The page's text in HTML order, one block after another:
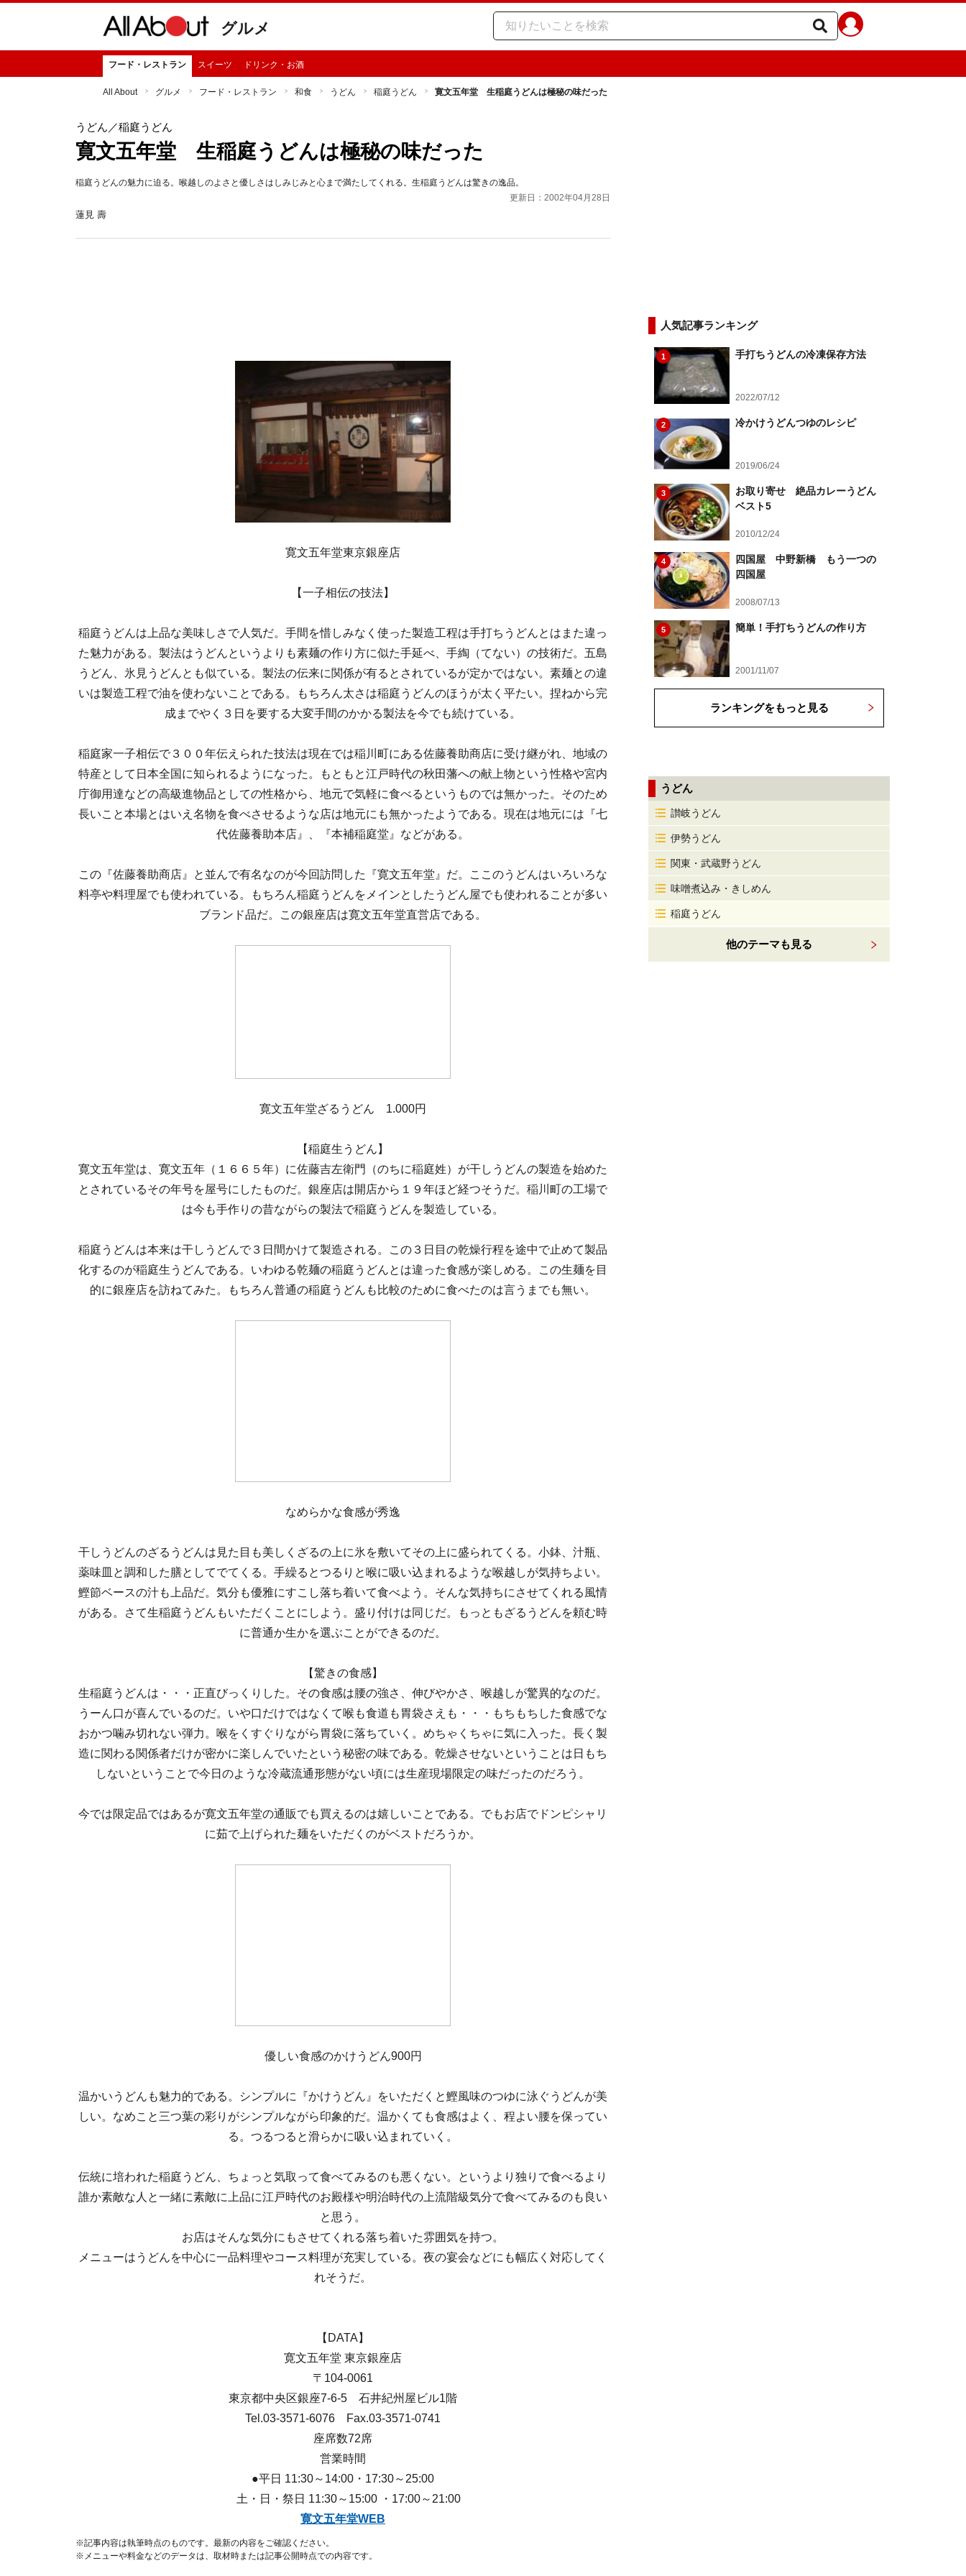
グルメ
フード・レストラン スイーツ ドリンク・お酒
All About グルメ フード・レストラン 和食 うどん 稲庭うどん 寛文五年堂 生稲庭うどんは極秘の味だった
うどん ／稲庭うどん
寛文五年堂 生稲庭うどんは極秘の味だった
稲庭うどんの魅力に迫る。喉越しのよさと優しさはしみじみと心まで満たしてくれる。生稲庭うどんは驚きの逸品。
更新日：2002年04月28日
蓮見 壽
寛文五年堂東京銀座店
【一子相伝の技法】
稲庭うどんは上品な美味しさで人気だ。手間を惜しみなく使った製造工程は手打ちうどんとはまた違っ
た魅力がある。製法はうどんというよりも素麺の作り方に似た手延べ、手綯（てない）の技術だ。五島
うどん、氷見うどんとも似ている。製法の伝来に関係が有るとされているが定かではない。素麺との違
いは製造工程で油を使わないことである。もちろん太さは稲庭うどんのほうが太く平たい。捏ねから完
成までやく３日を要する大変手間のかかる製法を今でも続けている。
稲庭家一子相伝で３００年伝えられた技法は現在では稲川町にある佐藤養助商店に受け継がれ、地域の
特産として日本全国に知られるようになった。もともと江戸時代の秋田藩への献上物という性格や宮内
庁御用達などの高級進物品としての性格から、地元で気軽に食べるというものでは無かった。そのため
長いこと本場とはいえ名物を食べさせるような店は地元にも無かったようである。現在は地元には『七
代佐藤養助本店』、『本補稲庭堂』などがある。
この『佐藤養助商店』と並んで有名なのが今回訪問した『寛文五年堂』だ。ここのうどんはいろいろな
料亭や料理屋でも使われている。もちろん稲庭うどんをメインとしたうどん屋でも使われることが多い
ブランド品だ。この銀座店は寛文五年堂直営店である。
寛文五年堂ざるうどん 1.000円
【稲庭生うどん】
寛文五年堂は、寛文五年（１６６５年）に佐藤吉左衛門（のちに稲庭姓）が干しうどんの製造を始めた
とされているその年号を屋号にしたものだ。銀座店は開店から１９年ほど経つそうだ。稲川町の工場で
は今も手作りの昔ながらの製法で稲庭うどんを製造している。
稲庭うどんは本来は干しうどんで３日間かけて製造される。この３日目の乾燥行程を途中で止めて製品
化するのが稲庭生うどんである。いわゆる乾麺の稲庭うどんとは違った食感が楽しめる。この生麺を目
的に銀座店を訪ねてみた。もちろん普通の稲庭うどんも比較のために食べたのは言うまでも無い。
なめらかな食感が秀逸
干しうどんのざるうどんは見た目も美しくざるの上に氷を敷いてその上に盛られてくる。小鉢、汁瓶、
薬味皿と調和した膳としてでてくる。手繰るとつるりと喉に吸い込まれるような喉越しが気持ちよい。
鰹節ベースの汁も上品だ。気分も優雅にすこし落ち着いて食べよう。そんな気持ちにさせてくれる風情
がある。さて生稲庭うどんもいただくことにしよう。盛り付けは同じだ。もっともざるうどんを頼む時
に普通か生かを選ぶことができるのだ。
【驚きの食感】
生稲庭うどんは・・・正直びっくりした。その食感は腰の強さ、伸びやかさ、喉越しが驚異的なのだ。
うーん口が喜んでいるのだ。いや口だけではなくて喉も食道も胃袋さえも・・・もちもちした食感でな
おかつ噛み切れない弾力。喉をくすぐりながら胃袋に落ちていく。めちゃくちゃに気に入った。長く製
造に関わる関係者だけが密かに楽しんでいたという秘密の味である。乾燥させないということは日もち
しないということで今日のような冷蔵流通形態がない頃には生産現場限定の味だったのだろう。
今では限定品ではあるが寛文五年堂の通販でも買えるのは嬉しいことである。でもお店でドンピシャリ
に茹で上げられた麺をいただくのがベストだろうか。
優しい食感のかけうどん900円
温かいうどんも魅力的である。シンプルに『かけうどん』をいただくと鰹風味のつゆに泳ぐうどんが美
しい。なめこと三つ葉の彩りがシンプルながら印象的だ。温かくても食感はよく、程よい腰を保ってい
る。つるつると滑らかに吸い込まれていく。
伝統に培われた稲庭うどん、ちょっと気取って食べてみるのも悪くない。というより独りで食べるより
誰か素敵な人と一緒に素敵に上品に江戸時代のお殿様や明治時代の上流階級気分で食べてみるのも良い
と思う。
お店はそんな気分にもさせてくれる落ち着いた雰囲気を持つ。
メニューはうどんを中心に一品料理やコース料理が充実している。夜の宴会などにも幅広く対応してく
れそうだ。
【DATA】
寛文五年堂 東京銀座店
〒104-0061
東京都中央区銀座7-6-5 石井紀州屋ビル1階
Tel.03-3571-6076 Fax.03-3571-0741
座席数72席
営業時間
●平日 11:30～14:00・17:30～25:00
土・日・祭日 11:30～15:00 ・17:00～21:00
寛文五年堂WEB
※記事内容は執筆時点のものです。最新の内容をご確認ください。
※メニューや料金などのデータは、取材時または記事公開時点での内容です。
人気記事ランキング
1 手打ちうどんの冷凍保存方法
2022/07/12
2 冷かけうどんつゆのレシピ
2019/06/24
3
お取り寄せ 絶品カレーうどん
ベスト5
2010/12/24
4
四国屋 中野新橋 もう一つの
四国屋
2008/07/13
5 簡単！手打ちうどんの作り方
2001/11/07
ランキングをもっと見る
うどん
讃岐うどん
伊勢うどん
関東・武蔵野うどん
味噌煮込み・きしめん
稲庭うどん
他のテーマも見る